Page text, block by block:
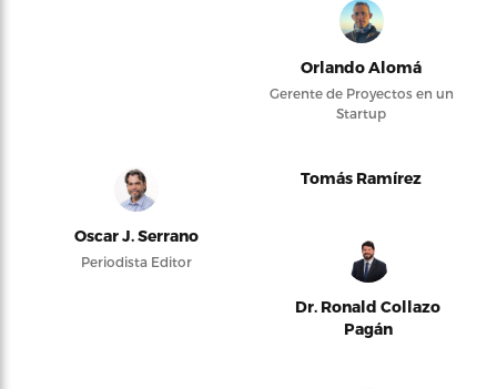
Orlando Alomá
Gerente de Proyectos en un
Startup
Oscar J. Serrano
Periodista Editor
Tomás Ramírez
Dr. Ronald Collazo
Pagán